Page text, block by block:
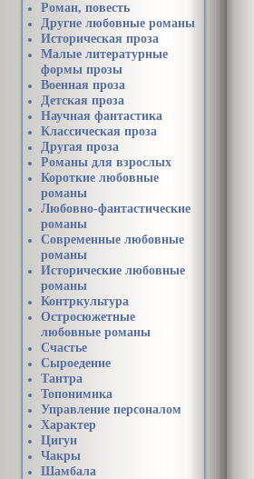
Роман, повесть
Другие любовные романы
Историческая проза
Малые литературные
формы прозы
Военная проза
Детская проза
Научная фантастика
Классическая проза
Другая проза
Романы для взрослых
Короткие любовные
романы
Любовно-фантастические
романы
Современные любовные
романы
Исторические любовные
романы
Контркультура
Остросюжетные
любовные романы
Счастье
Сыроедение
Тантра
Топонимика
Управление персоналом
Характер
Цигун
Чакры
Шамбала